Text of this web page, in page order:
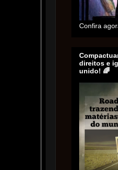
Confira
direitos e
unido! 🌈